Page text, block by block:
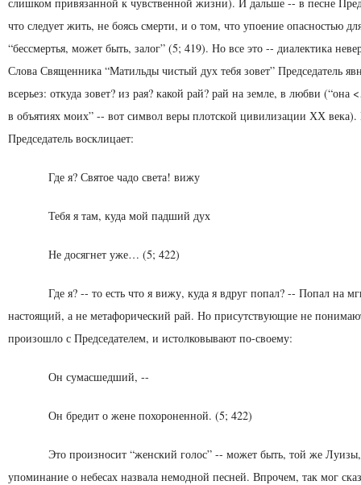
что следует жить, не боясь смерти, и о том, что упоение опасностью
“бессмертья, может быть, залог” (5; 419). Но все это -- диалектика
Сло­ва Священника “Матильды чистый дух тебя зовет” Пред­седатель
всерьез: откуда зовет? из рая? какой рай? рай на земле, в любви (“она
в объятиях моих” -- вот символ веры плотской цивилизации ХХ века).
Председатель восклицает:
Где я? Святое чадо света! вижу
Тебя я там, куда мой падший дух
Не досягнет уже… (5; 422)
Где я? -- то есть что я вижу, куда я вдруг попал? -- Попал на
настоящий, а не метафорический рай. Но присутствующие не
произошло с Пред­седателем, и истолковывают по-своему:
Он сумасшедший, --
Он бредит о жене похороненной. (5; 422)
Это произносит “женский голос” -- может быть, той же Луи­зы,
упоминание о небесах назвала немодной пес­ней. Впрочем, так мог